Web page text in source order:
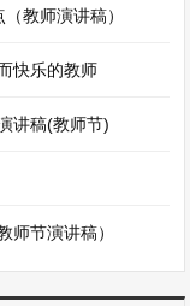
教师演讲稿）
快乐的教师
讲稿(教师节)
师节演讲稿）